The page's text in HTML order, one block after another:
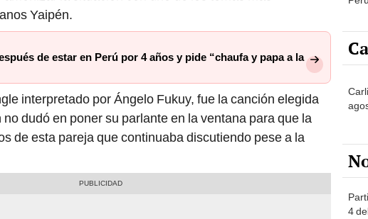
Yaipén.
de estar en Perú por 4 años y pide “chaufa y papa a la
interpretado por Ángelo Fukuy, fue la canción elegida
dudó en poner su parlante en la ventana para que la
de esta pareja que continuaba discutiendo pese a la
4